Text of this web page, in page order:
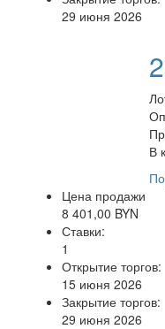
29 июня 2026
В
Цена продажи
8 401,00 BYN
Ставки:
1
Открытие торгов:
15 июня 2026
Закрытие торгов:
29 июня 2026